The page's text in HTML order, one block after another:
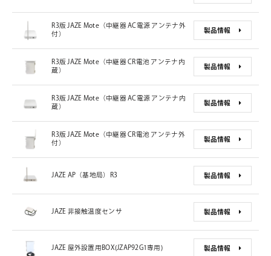
R3版 JAZE Mote（中継器 AC電源 アンテナ外
付）
製品情報
R3版 JAZE Mote（中継器 CR電池 アンテナ内
蔵）
製品情報
R3版 JAZE Mote（中継器 AC電源 アンテナ内
蔵）
製品情報
R3版 JAZE Mote（中継器 CR電池 アンテナ外
付）
製品情報
JAZE AP（基地局）R3 製品情報
JAZE 非接触温度センサ 製品情報
JAZE 屋外設置用BOX(JZAP92G1専用) 製品情報